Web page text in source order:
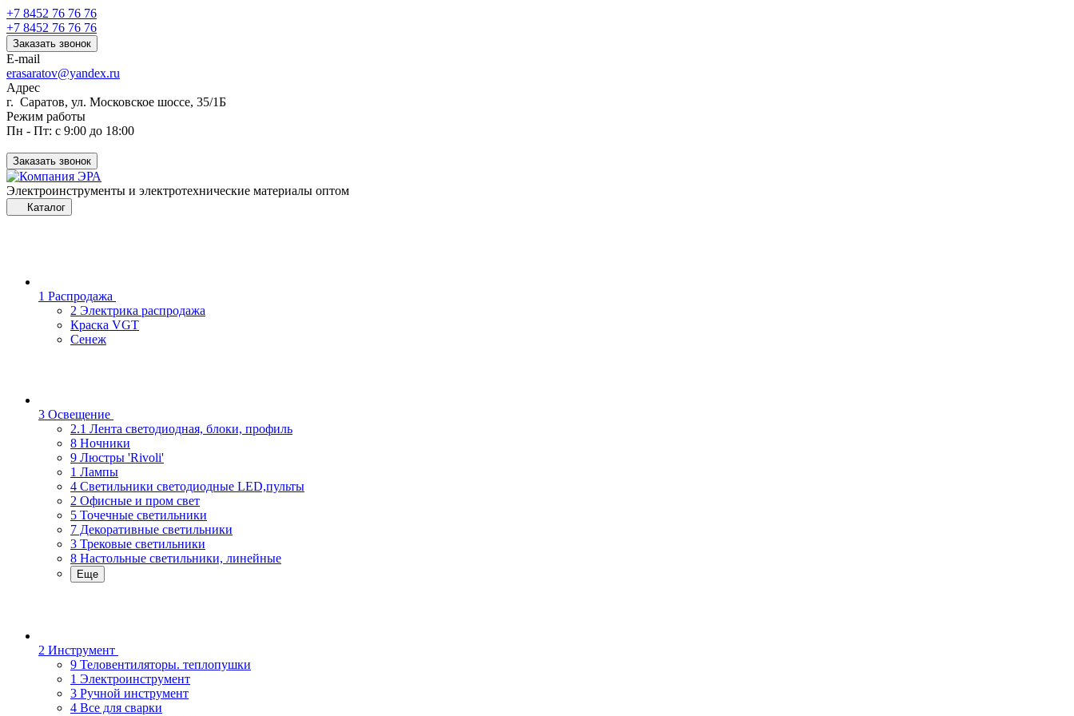
+7 8452 76 76 76
+7 8452 76 76 76
Заказать звонок
E-mail
erasaratov@yandex.ru
Адрес
г. Саратов, ул. Московское шоссе, 35/1Б
Режим работы
Пн - Пт: с 9:00 до 18:00
Заказать звонок
Электроинструменты и электротехнические материалы оптом
Каталог
1 Распродажа
2 Электрика распродажа
Краска VGT
Сенеж
3 Освещение
2.1 Лента светодиодная, блоки, профиль
8 Ночники
9 Люстры 'Rivoli'
1 Лампы
4 Светильники светодиодные LED,пульты
2 Офисные и пром свет
5 Точечные светильники
7 Декоративные светильники
3 Трековые светильники
8 Настольные светильники, линейные
Еще
2 Инструмент
9 Теловентиляторы. теплопушки
1 Электроинструмент
3 Ручной инструмент
4 Все для сварки